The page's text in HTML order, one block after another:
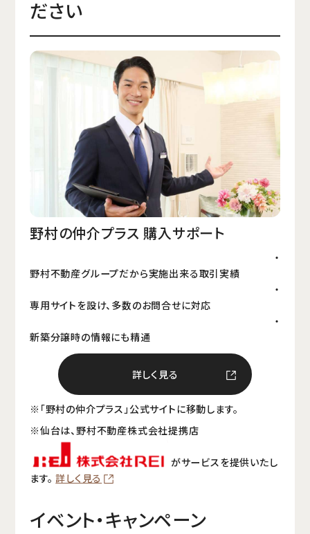
ださい
野村の仲介プラス 購入サポート
・
野村不動産グループだから実施出来る取引実績
・
専用サイトを設け、多数のお問合せに対応
・
新築分譲時の情報にも精通
詳しく見る
※「野村の仲介プラス」公式サイトに移動します。
※仙台は、野村不動産株式会社提携店
がサービスを提供いたし
ます。詳しく見る
イベント・キャンペーン